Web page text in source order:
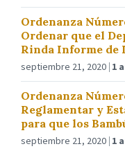
Ordenanza
Ordenar que el
Rinda Informe de
septiembre 21, 2020 1
Ordenanza
Reglamentar y
para que los
septiembre 21, 2020 1